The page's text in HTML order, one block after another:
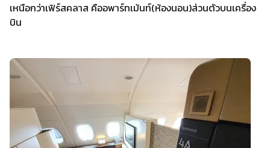
เหนือกว่าเฟิร์สคลาส คืออพาร์ทเม้นท์(ห้องนอน)ส่วนตัวบนเครื่อง
บิน